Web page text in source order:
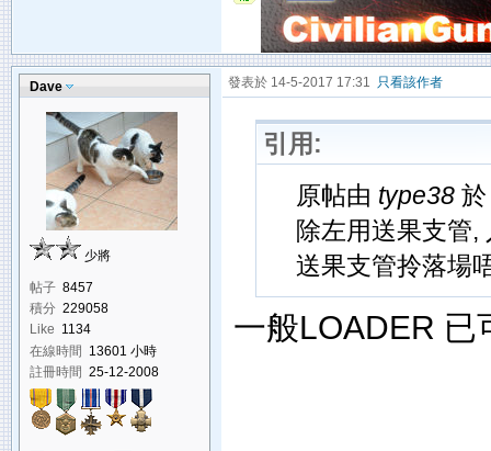
Dave
少將
帖子 8457
積分 229058
Like 1134
在線時間 13601 小時
註冊時間 25-12-2008
發表於 14-5-2017 17:31 只看該作者
引用:
原帖由 type38於
除左用送果支管,
送果支管拎落場
一般LOADER 已